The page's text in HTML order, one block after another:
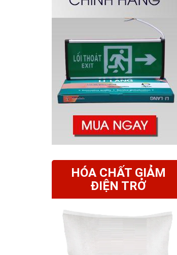
HÓA CHẤT GIẢM
ĐIỆN TRỞ